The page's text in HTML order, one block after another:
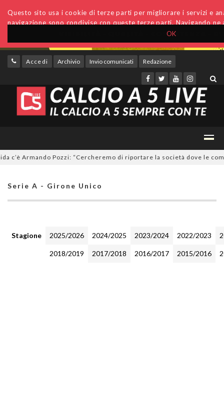
OK
Questo sito usa i cookie di terze parti per migliorare i servizi e
navigazione sono condivise con queste terze parti. Navigando
Accedi Archivio Invio comunicati Redazione
Armando Pozzi: “Cercheremo di riportare la società dove le compete”
Serie A - Girone Unico
Stagione 2025/2026 2024/2025 2023/2024 2022/2023
2018/2019 2017/2018 2016/2017 2015/2016